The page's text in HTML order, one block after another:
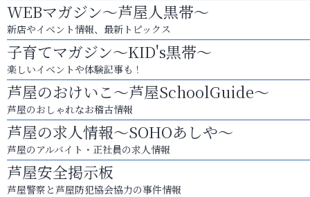
WEBマガジン～芦屋人黒帯～
新店やイベント情報、最新トピックス
子育てマガジン～KID's黒帯～
楽しいイベントや体験記事も！
芦屋のおけいこ～芦屋SchoolGuide～
芦屋のおしゃれなお稽古情報
芦屋の求人情報～SOHOあしや～
芦屋のアルバイト・正社員の求人情報
芦屋安全掲示板
芦屋警察と芦屋防犯協会協力の事件情報